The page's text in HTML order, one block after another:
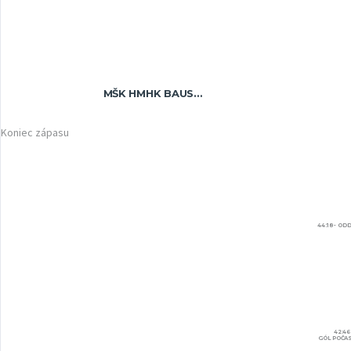
MŠK HMHK BAUSKA VRANOV NAD TOPĽOU U19
Koniec zápasu
44:18 -
42:46
GÓL